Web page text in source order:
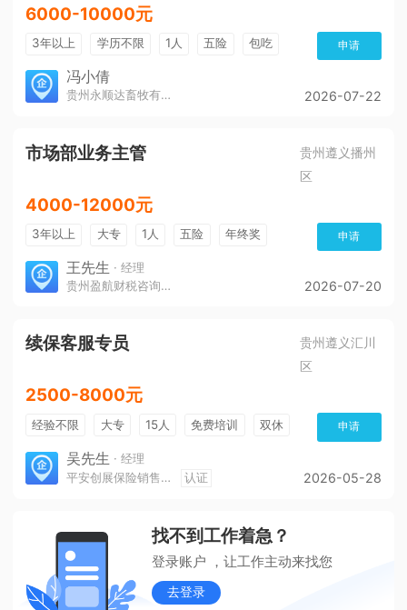
6000-10000元
3年以上 学历不限 1人 五险 包吃 申请
冯小倩
贵州永顺达畜牧有限公司 2026-07-22
市场部业务主管
贵州遵义播州
区
4000-12000元
3年以上 大专 1人 五险
年终奖
免费培训
环境好
申请
王先生 · 经理
贵州盈航财税咨询服务有限公司
2026-07-20
续保客服专员
贵州遵义汇川
区
2500-8000元
经验不限 大专 15人 免费培训
双休
加班费
朝九晚五
申请
吴先生 · 经理
平安创展保险销售服务有限公司遵义分公司
认证 2026-05-28
找不到工作着急？
登录账户 ，让工作主动来找您
去登录